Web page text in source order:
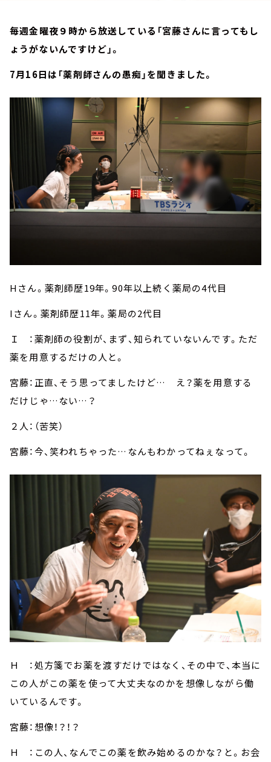
毎週金曜夜９時から放送している「宮藤さんに言ってもし
ょうがないんですけど」。
7月16日は「薬剤師さんの愚痴」を聞きました。
Hさん。薬剤師歴19年。90年以上続く薬局の4代目
Iさん。薬剤師歴11年。薬局の2代目
Ｉ ：薬剤師の役割が、まず、知られていないんです。ただ
薬を用意するだけの人と。
宮藤：正直、そう思ってましたけど… え？薬を用意する
だけじゃ…ない…？
２人：（苦笑）
宮藤：今、笑われちゃった…なんもわかってねぇなって。
Ｈ ：処方箋でお薬を渡すだけではなく、その中で、本当に
この人がこの薬を使って大丈夫なのかを想像しながら働
いているんです。
宮藤：想像！？！？
Ｈ ：この人、なんでこの薬を飲み始めるのかな？と。お会